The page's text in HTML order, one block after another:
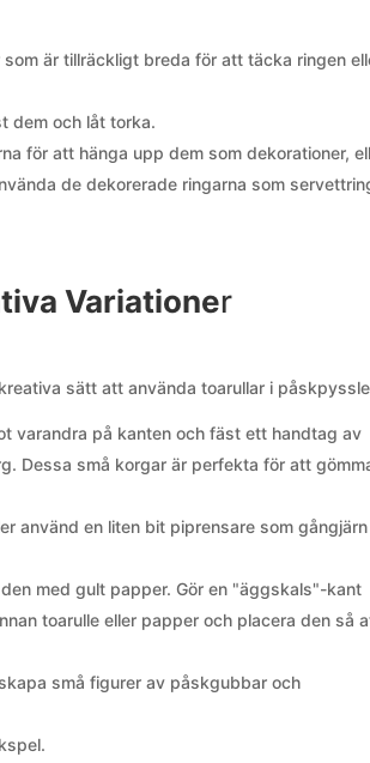
är tillräckligt breda för att täcka ringen
dem och låt torka.
för att hänga upp dem som dekorationer,
de dekorerade ringarna som
Variationer
sätt att använda toarullar i
varandra på kanten och fäst ett handtag av
Dessa små korgar är perfekta för att
använd en liten bit piprensare som
med gult papper. Gör en "äggskals"-kant
toarulle eller papper och placera den så
små figurer av påskgubbar och